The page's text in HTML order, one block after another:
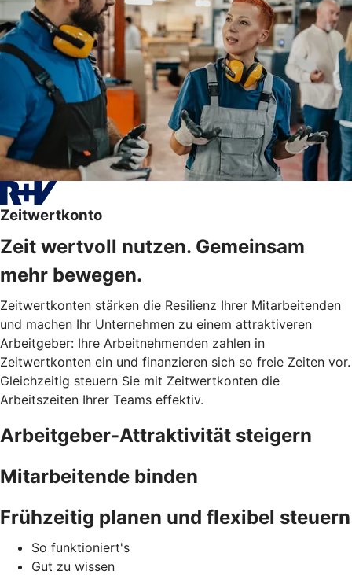
Zeitwertkonto
Zeit wertvoll nutzen. Gemeinsam
mehr bewegen.
Zeitwertkonten stärken die Resilienz Ihrer Mitarbeitenden
und machen Ihr Unternehmen zu einem attraktiveren
Arbeitgeber: Ihre Arbeitnehmenden zahlen in
Zeitwertkonten ein und finanzieren sich so freie Zeiten vor.
Gleichzeitig steuern Sie mit Zeitwertkonten die
Arbeitszeiten Ihrer Teams effektiv.
Arbeitgeber-Attraktivität steigern
Mitarbeitende binden
Frühzeitig planen und flexibel steuern
So funktioniert's
Gut zu wissen